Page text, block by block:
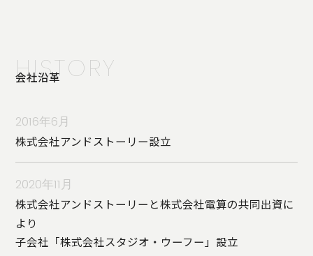
HISTORY
会社沿革
2016年6月
株式会社アンドストーリー設立
2020年11月
株式会社アンドストーリーと株式会社電算の共同出資に
より
子会社「株式会社スタジオ・ウーフー」設立